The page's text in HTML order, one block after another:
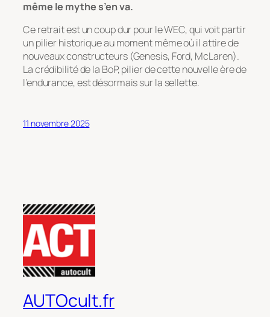
même le mythe s’en va.
Ce retrait est un coup dur pour le WEC, qui voit partir
un pilier historique au moment même où il attire de
nouveaux constructeurs (Genesis, Ford, McLaren).
La crédibilité de la BoP, pilier de cette nouvelle ère de
l’endurance, est désormais sur la sellette.
11 novembre 2025
AUTOcult.fr